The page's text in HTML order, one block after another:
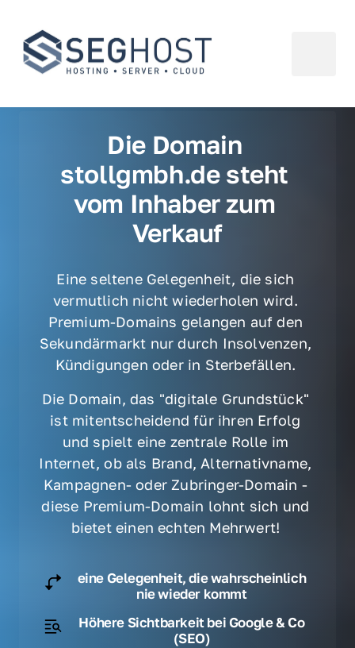
Die Domain
stollgmbh.de steht
vom Inhaber zum
Verkauf
Eine seltene Gelegenheit, die sich
vermutlich nicht wiederholen wird.
Premium-Domains gelangen auf den
Sekundärmarkt nur durch Insolvenzen,
Kündigungen oder in Sterbefällen.
Die Domain, das "digitale Grundstück"
ist mitentscheidend für ihren Erfolg
und spielt eine zentrale Rolle im
Internet, ob als Brand, Alternativname,
Kampagnen- oder Zubringer-Domain -
diese Premium-Domain lohnt sich und
bietet einen echten Mehrwert!
eine Gelegenheit, die wahrscheinlich
nie wieder kommt
Höhere Sichtbarkeit bei Google & Co
(SEO)